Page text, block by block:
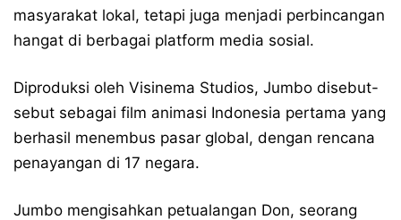
masyarakat lokal, tetapi juga menjadi perbincangan
hangat di berbagai platform media sosial.
Diproduksi oleh Visinema Studios, Jumbo disebut-
sebut sebagai film animasi Indonesia pertama yang
berhasil menembus pasar global, dengan rencana
penayangan di 17 negara.
Jumbo mengisahkan petualangan Don, seorang